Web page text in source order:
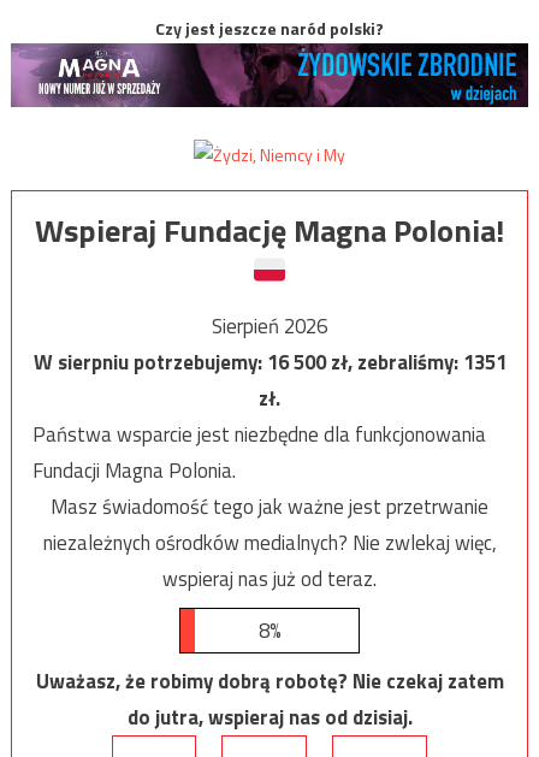
Czy jest jeszcze naród polski?
Wspieraj Fundację Magna Polonia!
Sierpień 2026
W sierpniu potrzebujemy:16 500zł, zebraliśmy:1351
zł.
Państwa wsparcie jest niezbędne dla funkcjonowania
Fundacji Magna Polonia.
Masz świadomość tego jak ważne jest przetrwanie
niezależnych ośrodków medialnych? Nie zwlekaj więc,
wspieraj nas już od teraz.
8%
Uważasz, że robimy dobrą robotę? Nie czekaj zatem
do jutra, wspieraj nas od dzisiaj.